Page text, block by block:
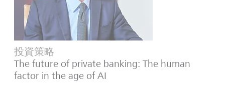
投資策略
The future of private banking: The human
factor in the age of AI